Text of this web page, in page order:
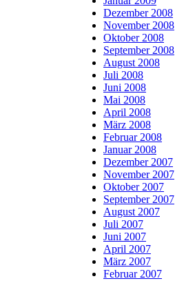
Dezember 2008
November 2008
Oktober 2008
September 2008
August 2008
Juli 2008
Juni 2008
Mai 2008
April 2008
März 2008
Februar 2008
Januar 2008
Dezember 2007
November 2007
Oktober 2007
September 2007
August 2007
Juli 2007
Juni 2007
April 2007
März 2007
Februar 2007